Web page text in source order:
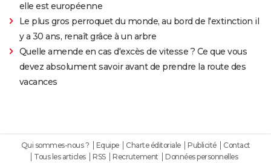
elle est européenne
Le plus gros perroquet du monde, au bord de l'extinction il
y a 30 ans, renaît grâce à un arbre
Quelle amende en cas d'excès de vitesse ? Ce que vous
devez absolument savoir avant de prendre la route des
vacances
Qui sommes-nous ? Equipe Charte éditoriale Publicité
Contact
Tous les articles
RSS Recrutement Données personnelles